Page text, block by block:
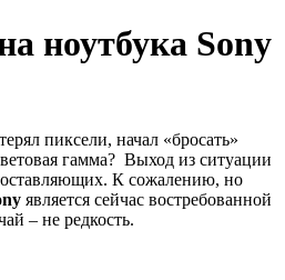
ноутбука Sony
пиксели, начал «бросать»
гамма? Выход из ситуации
К сожалению, но
является сейчас востребованной
– не редкость.